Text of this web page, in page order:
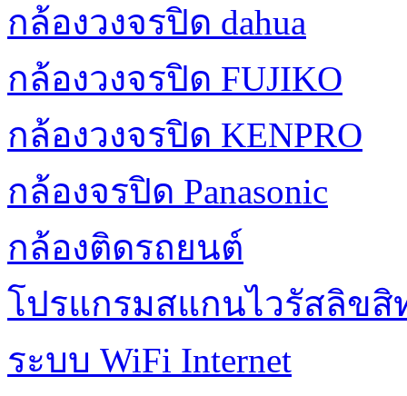
กล้องวงจรปิด dahua
กล้องวงจรปิด FUJIKO
กล้องวงจรปิด KENPRO
กล้องจรปิด Panasonic
กล้องติดรถยนต์
โปรแกรมสแกนไวรัสลิข
ระบบ WiFi Internet